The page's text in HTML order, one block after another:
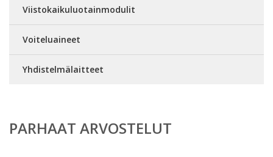
Viistokaikuluotainmodulit
Voiteluaineet
Yhdistelmälaitteet
PARHAAT ARVOSTELUT